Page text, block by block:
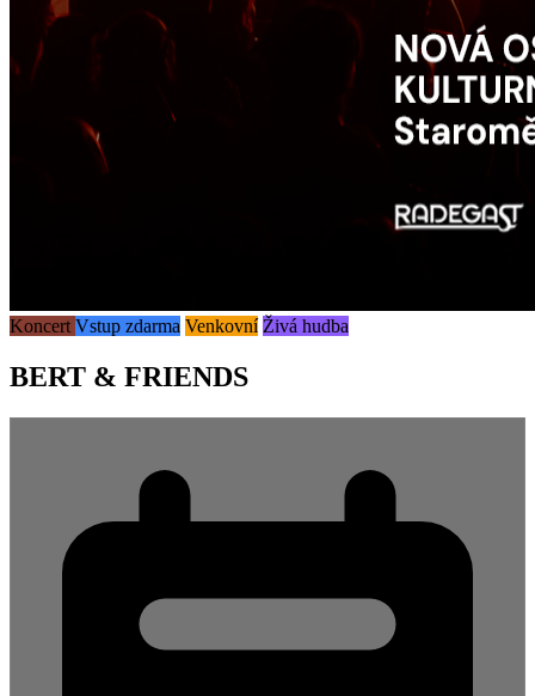
Koncert Vstup zdarma Venkovní Živá hudba
BERT & FRIENDS